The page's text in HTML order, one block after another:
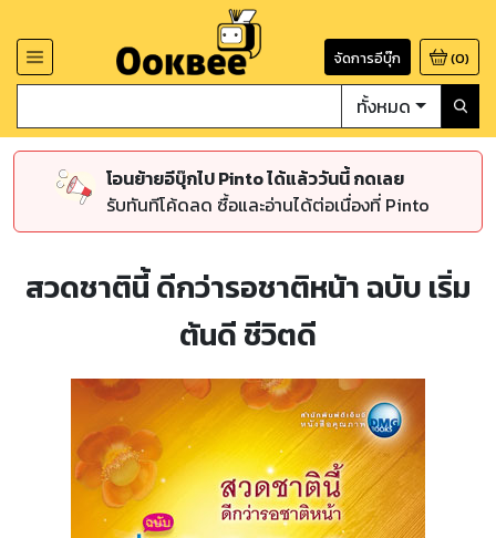
จัดการอีบุ๊ก (0)
ทั้งหมด
โอนย้ายอีบุ๊กไป Pinto ได้แล้ววันนี้ กดเลย
รับทันทีโค้ดลด ซื้อและอ่านได้ต่อเนื่องที่ Pinto
สวดชาตินี้ ดีกว่ารอชาติหน้า ฉบับ เริ่ม
ต้นดี ชีวิตดี